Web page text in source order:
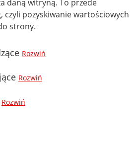
daną witryną. To przede
czyli pozyskiwanie wartościowych
strony.
Rozwiń
Rozwiń
Rozwiń